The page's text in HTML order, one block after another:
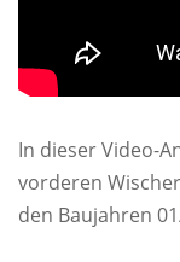
In dieser Video-
vorderen
den Baujahren